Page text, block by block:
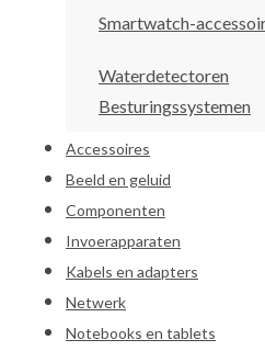
Smartwatch-
Waterdetectoren
Besturingssystemen
Accessoires
Beeld en geluid
Componenten
Invoerapparaten
Kabels en adapters
Netwerk
Notebooks en tablets